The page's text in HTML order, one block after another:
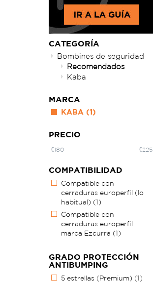
CATEGORÍA
Bombines de seguridad
Recomendados
Kaba
MARCA
KABA (1)
PRECIO
€180 €225
COMPATIBILIDAD
Compatible con
cerraduras europerfil (lo
habitual) (1)
Compatible con
cerraduras europerfil
marca Ezcurra (1)
GRADO PROTECCIÓN
ANTIBUMPING
5 estrellas (Premium) (1)